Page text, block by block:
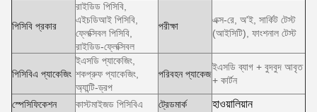
পিসিবি প্রকার
রাইডিড পিসিবি,
এইচডিআই পিসিবি,
ফ্লেক্সিবল পিসিবি,
রাইডিড-ফ্লেক্সিবল
পরীক্ষা
এক্স-রে, অ'ই, সার্কিট টেস্ট
(আইসিটি), ফাংশনাল টেস্ট
পিসিবিএ প্যাকেজিং
ইএসডি প্যাকেজিং,
শকপ্রুফ প্যাকেজিং,
অ্যান্টি-ড্রপ
পরিবহন প্যাকেজ
ইএসডি ব্যাগ + বুদবুদ আবৃত
+ কার্টন
স্পেসিফিকেশন কাস্টমাইজড পিসিবিএ ট্রেডমার্ক হাওয়ালিয়ান